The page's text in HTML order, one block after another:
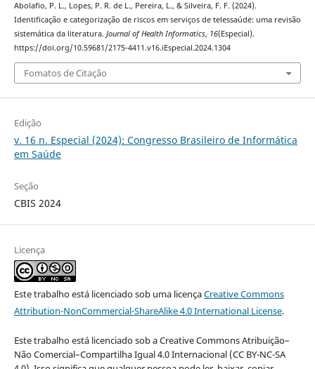
Abolafio, P. L., Lopes, P. R. de L., Pereira, L., & Silveira, F. F. (2024).
Identificação e categorização de riscos em serviços de telessaúde: uma revisão
sistemática da literatura. Journal of Health Informatics, 16(Especial).
https://doi.org/10.59681/2175-4411.v16.iEspecial.2024.1304
Fomatos de Citação
Edição
v. 16 n. Especial (2024): Congresso Brasileiro de Informática
em Saúde
Seção
CBIS 2024
Licença
Este trabalho está licenciado sob uma licençaCreative Commons
Attribution-NonCommercial-ShareAlike 4.0 International License.
Este trabalho está licenciado sob a Creative Commons Atribuição–
Não Comercial–Compartilha Igual 4.0 Internacional (CC BY-NC-SA